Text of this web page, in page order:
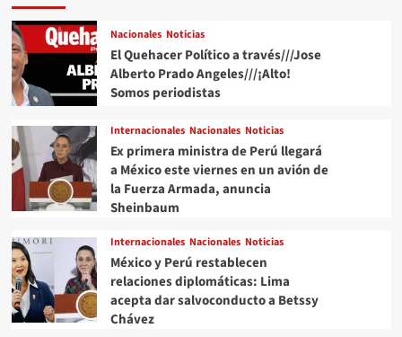
Nacionales Noticias
El Quehacer Político a través///Jose
Alberto Prado Angeles///¡Alto!
Somos periodistas
Internacionales Nacionales Noticias
Ex primera ministra de Perú llegará
a México este viernes en un avión de
la Fuerza Armada, anuncia
Sheinbaum
Internacionales Nacionales Noticias
México y Perú restablecen
relaciones diplomáticas: Lima
acepta dar salvoconducto a Betssy
Chávez